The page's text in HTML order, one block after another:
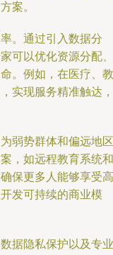
案。
。通过引入数据分
可以优化资源分配、
。例如，在医疗、教
实现服务精准触达，
弱势群体和偏远地区
，如远程教育系统和
保更多人能够享受高
发可持续的商业模
据隐私保护以及专业